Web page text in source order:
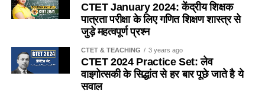
(b) चिंटी
(c) दीमक
(d) मकड़ी
Ans- d
2. यदि किसी विद्यालय में 151 विद्यार्थी है, तो प्रधानाध्यापक सहित
अध्यापकों की संख्या कितनी होगी ?/If there are 151 students in
a school, then what will be the number of teachers
including the headmaster?
CTET January 2024: केंद्रीय शिक्षक
पात्रता परीक्षा के लिए गणित शिक्षण शास्त्र से
जुड़े महत्वपूर्ण प्रश्न
CTET & TEACHING 3 years ago
CTET 2024 Practice Set: लेव
वाइगोत्सकी के सिद्धांत से हर बार पूछे जाते है ये
सवाल